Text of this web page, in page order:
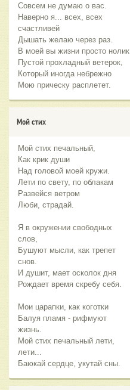
Совсем не думаю о вас.
Наверно я... всех, всех
счастливей
Дышать желаю через раз.
В моей вы жизни просто нолик
Пустой прохладный ветерок,
Который иногда небрежно
Мою прическу расплетет.
Мой стих
Мой стих печальный,
Как крик души
Над головой моей кружи.
Лети по свету, по облакам
Развейся ветром
Люби, страдай.
Я в окружении свободных
слов,
Бушуют мысли, как трепет
снов.
И душит, мает осколок дня
Рождает время скребу себя.
Мои царапки, как коготки
Балуя пламя - рифмуют
жизнь.
Мой стих печальный лети,
лети...
Баюкай сердце, укутай сны.